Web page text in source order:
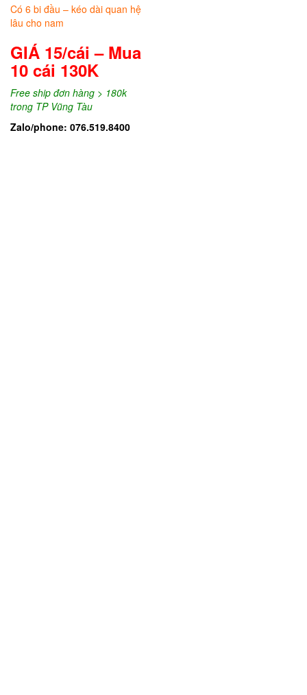
Có 6 bi đầu – kéo dài quan hệ
lâu cho nam
GIÁ 15/cái – Mua
10 cái 130K
Free ship đơn hàng > 180k
trong TP Vũng Tàu
Zalo/phone: 076.519.8400